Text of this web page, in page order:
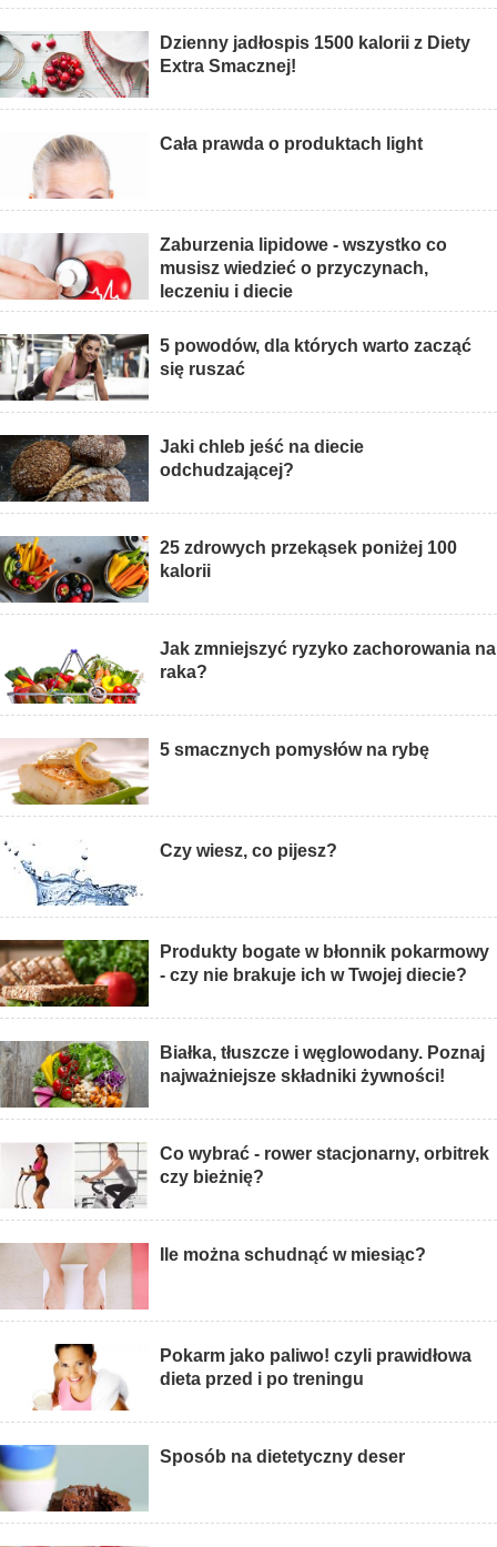
Dzienny jadłospis 1500 kalorii z Diety
Extra Smacznej!
Cała prawda o produktach light
Zaburzenia lipidowe - wszystko co
musisz wiedzieć o przyczynach,
leczeniu i diecie
5 powodów, dla których warto zacząć
się ruszać
Jaki chleb jeść na diecie
odchudzającej?
25 zdrowych przekąsek poniżej 100
kalorii
Jak zmniejszyć ryzyko zachorowania na
raka?
5 smacznych pomysłów na rybę
Czy wiesz, co pijesz?
Produkty bogate w błonnik pokarmowy
- czy nie brakuje ich w Twojej diecie?
Białka, tłuszcze i węglowodany. Poznaj
najważniejsze składniki żywności!
Co wybrać - rower stacjonarny, orbitrek
czy bieżnię?
Ile można schudnąć w miesiąc?
Pokarm jako paliwo! czyli prawidłowa
dieta przed i po treningu
Sposób na dietetyczny deser